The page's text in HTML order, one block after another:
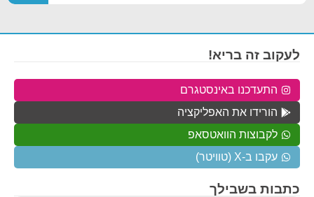
כתבות בשבילך
לעקוב זה בריא!
התעדכנו באינסטגרם
הורידו את האפליקציה
לקבוצות הוואטסאפ
עקבו ב-X (טוויטר)